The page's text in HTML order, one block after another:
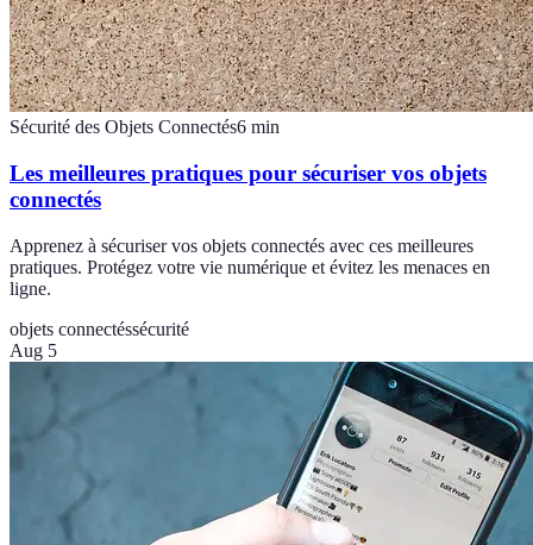
Sécurité des Objets Connectés6 min
Les meilleures pratiques pour sécuriser vos objets
connectés
Apprenez à sécuriser vos objets connectés avec ces meilleures
pratiques. Protégez votre vie numérique et évitez les menaces en
ligne.
objets connectéssécurité
Aug 5